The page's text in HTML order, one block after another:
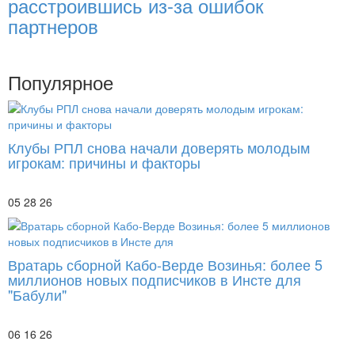
партнеров
Популярное
Клубы РПЛ снова начали доверять молодым
игрокам: причины и факторы
05 28 26
Вратарь сборной Кабо-Верде Возинья: более 5
миллионов новых подписчиков в Инсте для
"Бабули"
06 16 26